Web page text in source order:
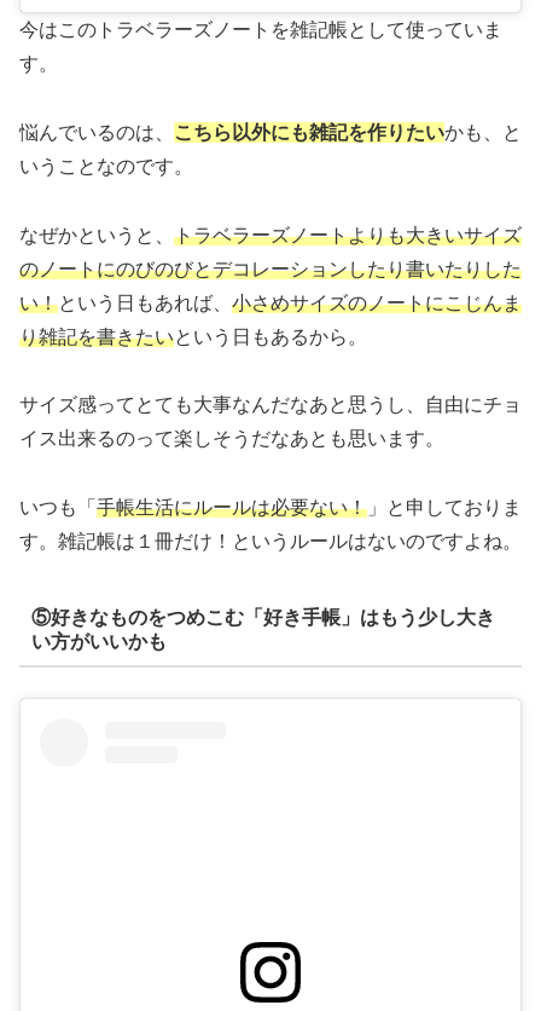
今はこのトラベラーズノートを雑記帳として使っていま
す。
悩んでいるのは、 こちら以外にも雑記を作りたいかも、と
いうことなのです。
なぜかというと、 トラベラーズノートよりも大きいサイズ
のノートにのびのびとデコレーションしたり書いたりした
い！という日もあれば、 小さめサイズのノートにこじんま
り雑記を書きたいという日もあるから。
サイズ感ってとても大事なんだなあと思うし、自由にチョ
イス出来るのって楽しそうだなあとも思います。
いつも「 手帳生活にルールは必要ない！ 」と申しておりま
す。雑記帳は１冊だけ！というルールはないのですよね。
⑤好きなものをつめこむ「好き手帳」はもう少し大き
い方がいいかも